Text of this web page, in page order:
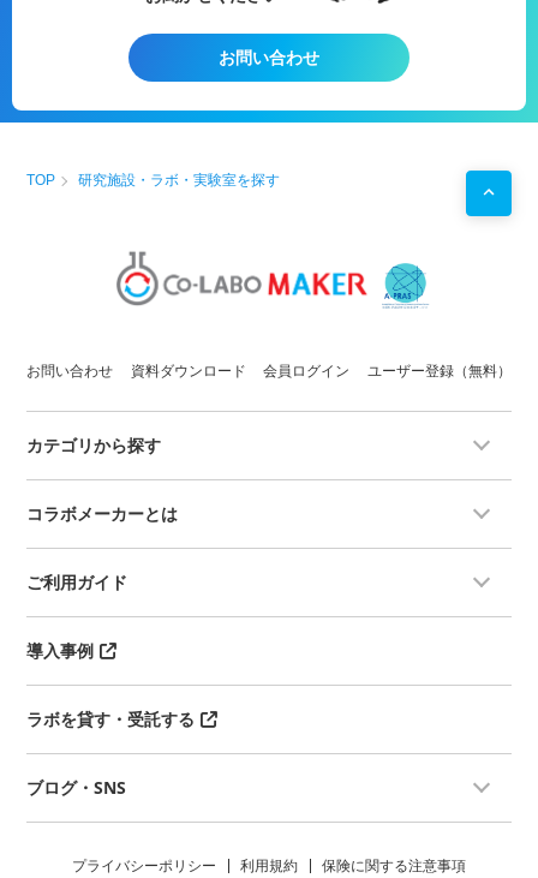
可能
ただきます！
お問い合わせ
TOP 研究施設・ラボ・実験室を探す
お問い合わせ 資料ダウンロード 会員ログイン ユーザー登録（無料）
カテゴリから探す
コラボメーカーとは
ご利用ガイド
導入事例
ラボを貸す・受託する
ブログ・SNS
プライバシーポリシー 利用規約
保険に関する注意事項